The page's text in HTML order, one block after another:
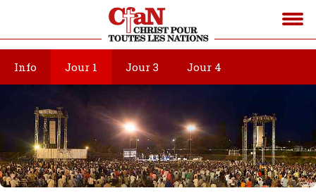
Info Jour 1 Jour 3 Jour 4